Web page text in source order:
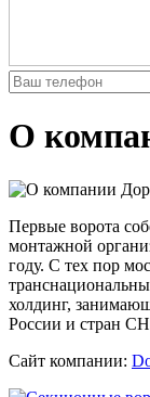
О
Первые ворота
монтажной
году. С тех пор
холдинг,
России и стран
Сайт компании: